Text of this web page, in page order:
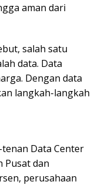
aman dari
salah satu
data. Data
Dengan data
langkah-langkah
Data Center
Pusat dan
perusahaan